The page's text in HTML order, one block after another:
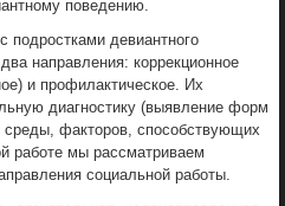
поведению.
подростками девиантного
направления: коррекционное
и профилактическое. Их
диагностику (выявление форм
среды, факторов, способствующих
работе мы рассматриваем
социальной работы.